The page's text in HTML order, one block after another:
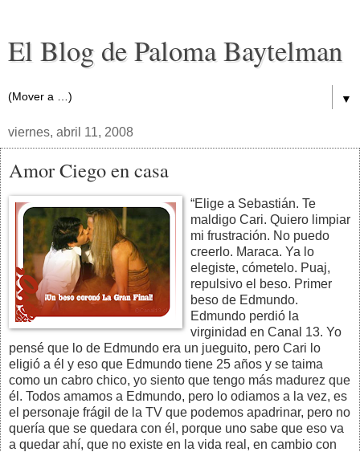
El Blog de Paloma Baytelman
▼
viernes, abril 11, 2008
Amor Ciego en casa
“Elige a Sebastián. Te
maldigo Cari. Quiero limpiar
mi frustración. No puedo
creerlo. Maraca. Ya lo
elegiste, cómetelo. Puaj,
repulsivo el beso. Primer
beso de Edmundo.
Edmundo perdió la
virginidad en Canal 13. Yo
pensé que lo de Edmundo era un jueguito, pero Cari lo
eligió a él y eso que Edmundo tiene 25 años y se taima
como un cabro chico, yo siento que tengo más madurez que
él. Todos amamos a Edmundo, pero lo odiamos a la vez, es
el personaje frágil de la TV que podemos apadrinar, pero no
quería que se quedara con él, porque uno sabe que eso va
a quedar ahí, que no existe en la vida real, en cambio con